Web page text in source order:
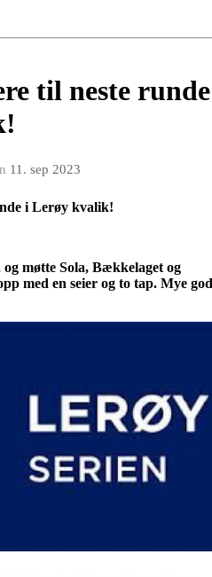
til neste runde
11. sep 2023
i Lerøy kvalik!
møtte Sola, Bækkelaget og
med en seier og to tap. Mye god